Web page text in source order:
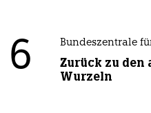
6 Bundeszentrale
Zurück zu
Wurzeln